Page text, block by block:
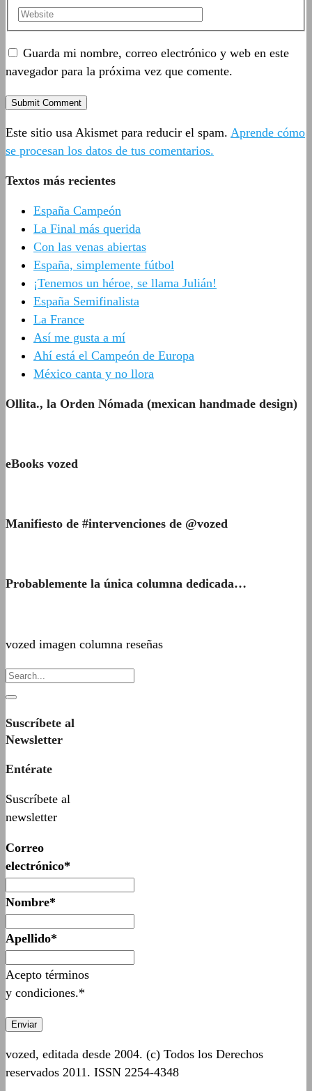
Guarda mi nombre, correo electrónico y web en este
navegador para la próxima vez que comente.
Este sitio usa Akismet para reducir el spam. Aprende cómo
se procesan los datos de tus comentarios.
Textos más recientes
España Campeón
La Final más querida
Con las venas abiertas
España, simplemente fútbol
¡Tenemos un héroe, se llama Julián!
España Semifinalista
La France
Así me gusta a mí
Ahí está el Campeón de Europa
México canta y no llora
Ollita., la Orden Nómada (mexican handmade design)
eBooks vozed
Manifiesto de #intervenciones de @vozed
Probablemente la única columna dedicada…
vozed imagen columna reseñas
Suscríbete al
Newsletter
Entérate
Suscríbete al
newsletter
Correo
electrónico*
Nombre*
Apellido*
Acepto términos
y condiciones.*
vozed, editada desde 2004. (c) Todos los Derechos
reservados 2011. ISSN 2254-4348